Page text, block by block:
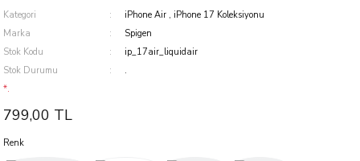
Kategori iPhone Air , iPhone 17 Koleksiyonu
Marka
Spigen
Stok Kodu
ip_17air_liquidair
Stok Durumu
.
*.
799,00 TL
Renk